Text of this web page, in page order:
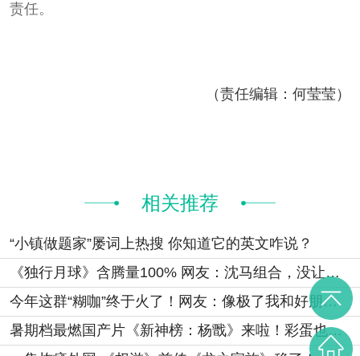
责任。
（责任编辑：何莹莹）
相关推荐
“小镇做题家”屡词上热搜 你知道它的英文咋说？
《独行月球》含腾量100% 网友：沈马组合，没让人失望！
今年这群“糊咖”终于火了！网友：像极了我和好朋友一起作天作地的亚子
暑期档最燃国产片《新神榜：杨戬》来啦！彩蛋也如期而至